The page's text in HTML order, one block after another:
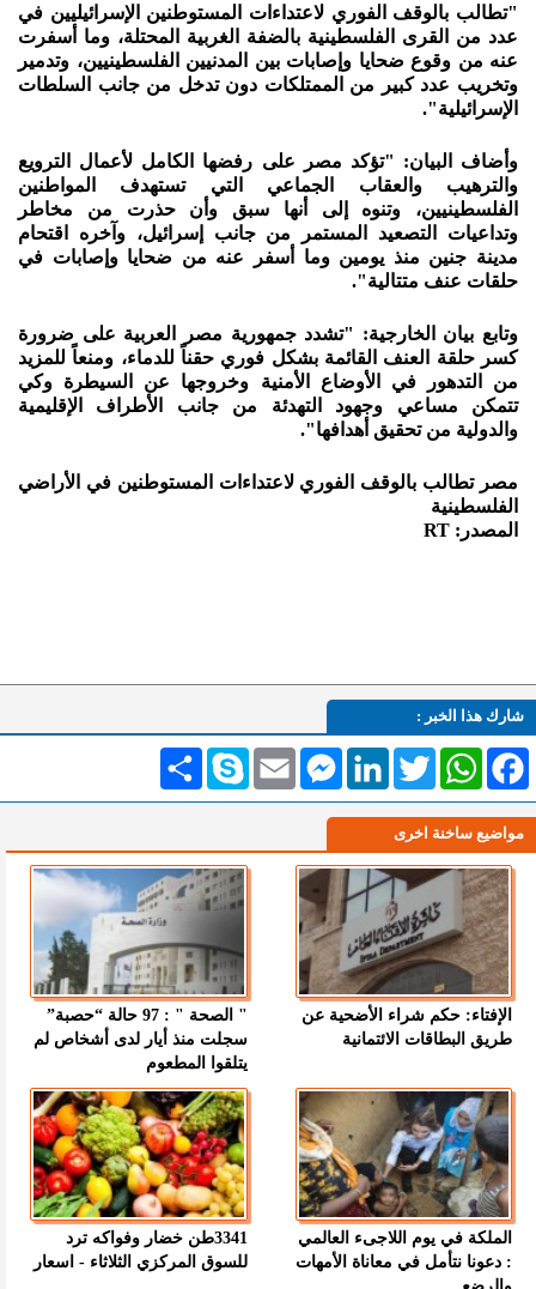
"تطالب بالوقف الفوري لاعتداءات المستوطنين الإسرائيليين في
عدد من القرى الفلسطينية بالضفة الغربية المحتلة، وما أسفرت
عنه من وقوع ضحايا وإصابات بين المدنيين الفلسطينيين، وتدمير
وتخريب عدد كبير من الممتلكات دون تدخل من جانب السلطات
الإسرائيلية".
وأضاف البيان: "تؤكد مصر على رفضها الكامل لأعمال الترويع
والترهيب والعقاب الجماعي التي تستهدف المواطنين
الفلسطينيين، وتنوه إلى أنها سبق وأن حذرت من مخاطر
وتداعيات التصعيد المستمر من جانب إسرائيل، وآخره اقتحام
مدينة جنين منذ يومين وما أسفر عنه من ضحايا وإصابات في
حلقات عنف متتالية".
وتابع بيان الخارجية: "تشدد جمهورية مصر العربية على ضرورة
كسر حلقة العنف القائمة بشكل فوري حقناً للدماء، ومنعاً للمزيد
من التدهور في الأوضاع الأمنية وخروجها عن السيطرة وكي
تتمكن مساعي وجهود التهدئة من جانب الأطراف الإقليمية
والدولية من تحقيق أهدافها".
مصر تطالب بالوقف الفوري لاعتداءات المستوطنين في الأراضي
الفلسطينية
المصدر: RT
شارك هذا الخبر :
انشر Skype Email
MessengerLinkedInTwitterWhatsAppFacebook
مواضيع ساخنة اخرى
الإفتاء: حكم شراء الأضحية عن
طريق البطاقات الائتمانية
" الصحة " : 97 حالة “حصبة”
سجلت منذ أيار لدى أشخاص لم
يتلقوا المطعوم
الملكة في يوم اللاجىء العالمي
: دعونا نتأمل في معاناة الأمهات
3341طن خضار وفواكه ترد
للسوق المركزي الثلاثاء - اسعار